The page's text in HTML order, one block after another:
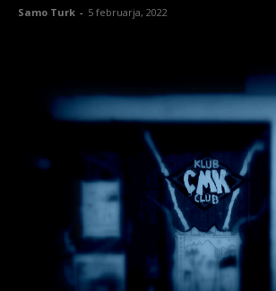
Samo Turk - 5 februarja, 2022